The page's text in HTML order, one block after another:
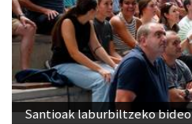
Santioak laburbiltzeko